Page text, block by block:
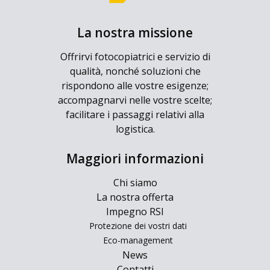
La nostra missione
Offrirvi fotocopiatrici e servizio di
qualità, nonché soluzioni che
rispondono alle vostre esigenze;
accompagnarvi nelle vostre scelte;
facilitare i passaggi relativi alla
logistica.
Maggiori informazioni
Chi siamo
La nostra offerta
Impegno RSI
Protezione dei vostri dati
Eco-management
News